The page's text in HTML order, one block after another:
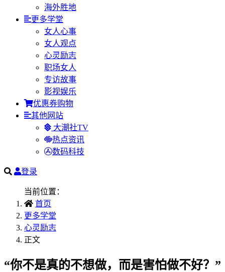
海外胜地
更多学堂
女人心事
女人观点
心灵励志
职场女人
专访故事
影视娱乐
优惠券购物
其他网站
大潮社TV
热点资讯
数码科技
登录
当前位置：
首页
更多学堂
心灵励志
正文
“你不是真的不想做，而是害怕做不好？”